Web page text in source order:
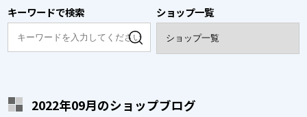
キーワードで検索 ショップ一覧
2022年09月のショップブログ